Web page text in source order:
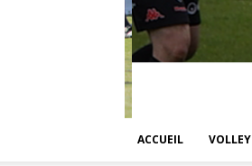
ACCUEIL VOLLEY